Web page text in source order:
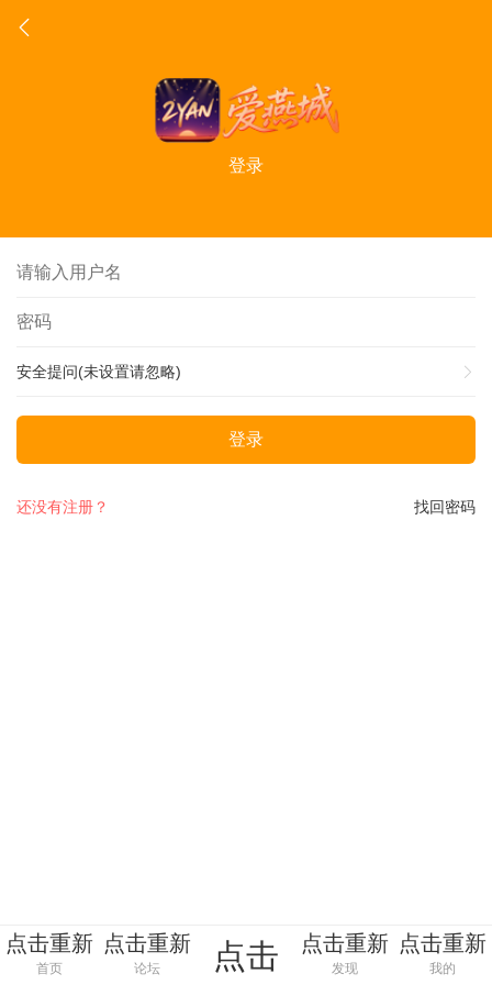
登录
安全提问(未设置请忽略)
登录
找回密码
还没有注册？
点击重新
加载
首页
点击重新
加载
论坛 点击
点击重新
加载
发现
点击重新
加载
我的